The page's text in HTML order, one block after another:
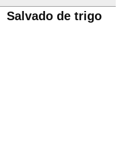
Salvado de trigo